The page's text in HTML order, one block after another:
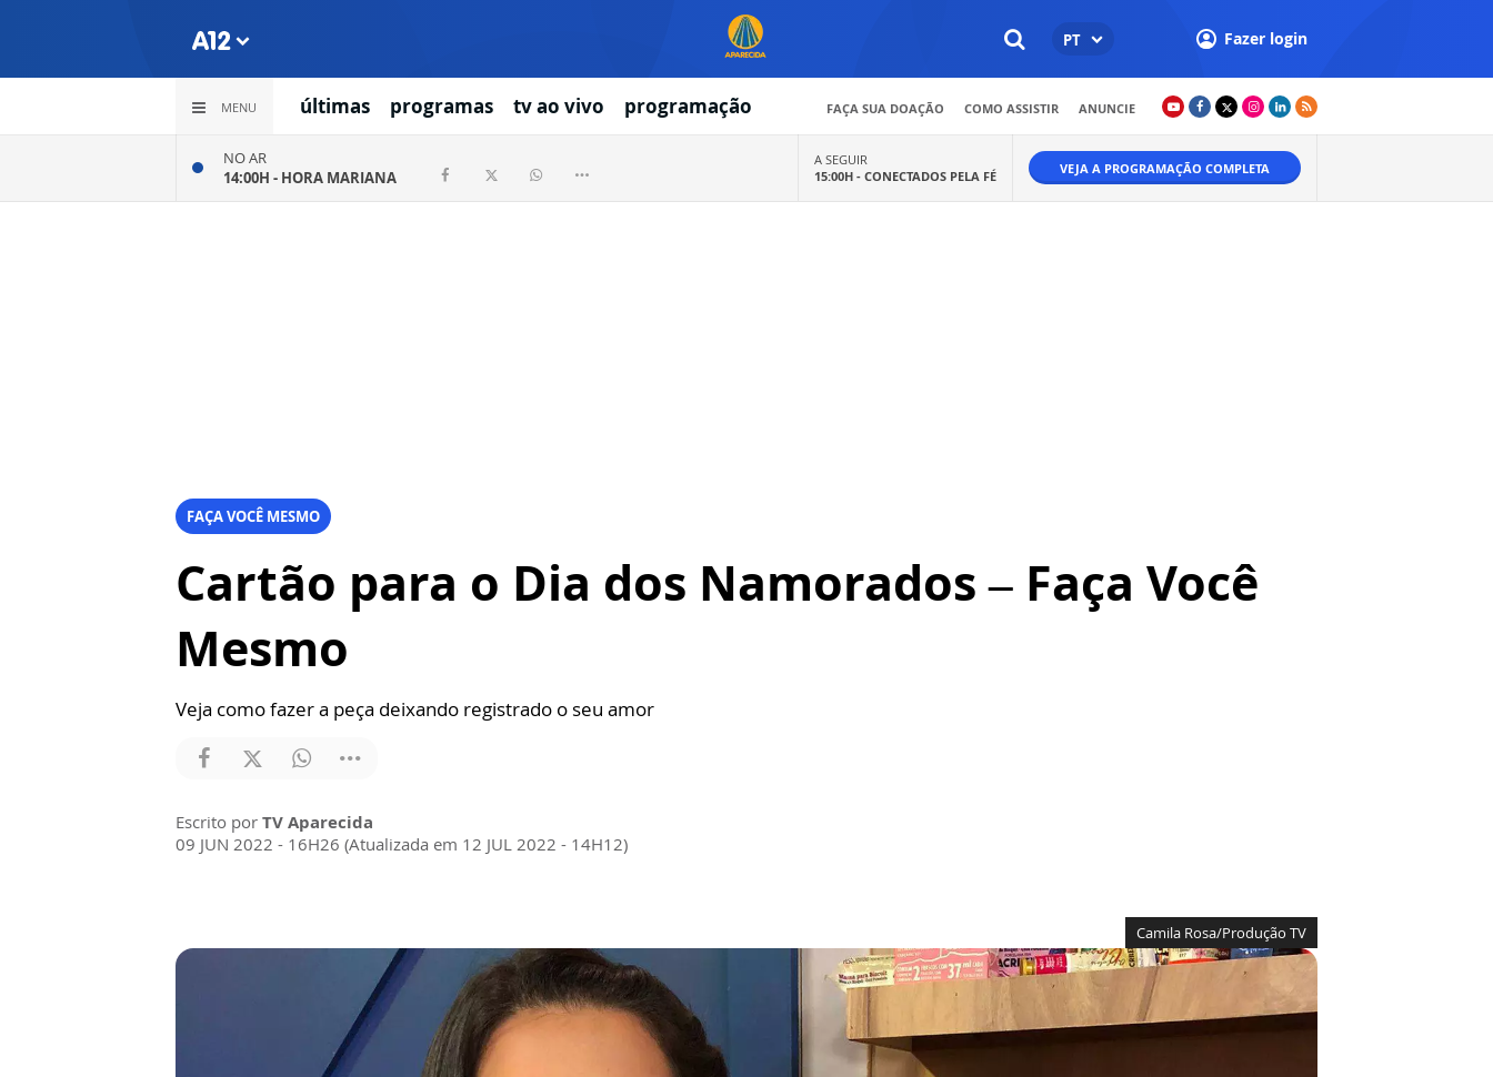
PT Fazer login
MENU últimas programas tv ao vivo programação FAÇA SUA DOAÇÃO COMO ASSISTIR ANUNCIE
NO AR
14:00H - HORA MARIANA
A SEGUIR
15:00H - CONECTADOS PELA FÉ VEJA A PROGRAMAÇÃO COMPLETA
FAÇA VOCÊ MESMO
Cartão para o Dia dos Namorados – Faça Você
Mesmo
Veja como fazer a peça deixando registrado o seu amor
Escrito por TV Aparecida
09 JUN 2022 - 16H26 (Atualizada em 12 JUL 2022 - 14H12)
Camila Rosa/Produção TV